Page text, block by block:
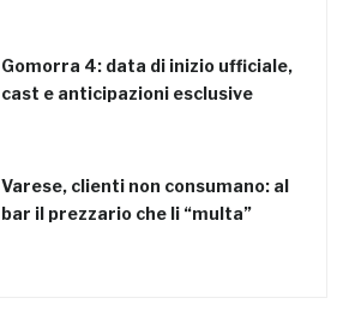
Gomorra 4: data di inizio ufficiale,
cast e anticipazioni esclusive
Varese, clienti non consumano: al
bar il prezzario che li “multa”